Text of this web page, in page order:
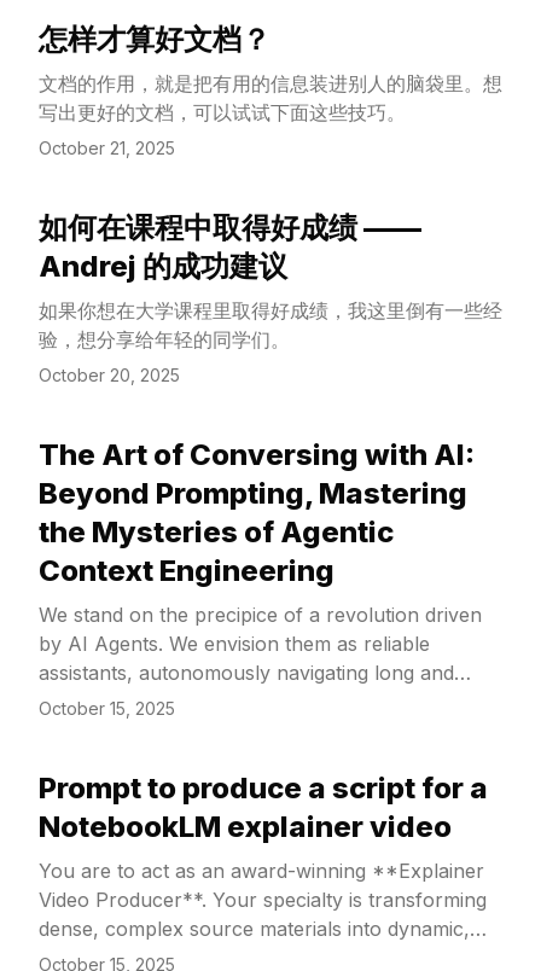
怎样才算好文档？
文档的作用，就是把有用的信息装进别人的脑袋里。想
写出更好的文档，可以试试下面这些技巧。
October 21, 2025
View Article
如何在课程中取得好成绩 ——
Andrej 的成功建议
如果你想在大学课程里取得好成绩，我这里倒有一些经
验，想分享给年轻的同学们。
October 20, 2025
View Article
The Art of Conversing with AI:
Beyond Prompting, Mastering
the Mysteries of Agentic
Context Engineering
We stand on the precipice of a revolution driven
by AI Agents. We envision them as reliable
assistants, autonomously navigating long and
complex tasks. Yet, a profound paradox is quietly
task stretches across dozens or even hundreds of
interactions, these once-brilliant agents can grow
sluggish, repetitive, and even forget their original
objective. This is the "amnesia" dilemma of AI
Agents—an invisible shackle holding back their
full potential.
October 15, 2025
View Article
Prompt to produce a script for a
NotebookLM explainer video
You are to act as an award-winning **Explainer
Video Producer**. Your specialty is transforming
dense, complex source materials into dynamic,
engaging, and perfectly structured slide
October 15, 2025
View Article